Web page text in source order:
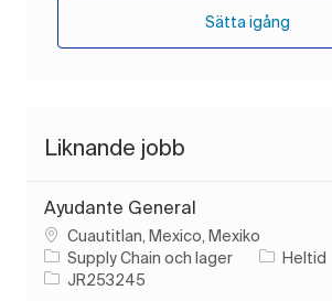
Sätta igång
Liknande jobb
Ayudante General
PlatsCuautitlan, Mexico, Mexiko
Kategori
Supply Chain och lager Typ av jobb
Heltid
Jobb-ID
JR253245